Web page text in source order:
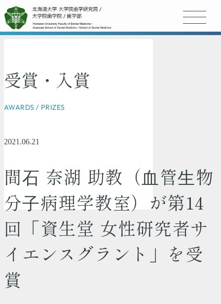
受賞・入賞
AWARDS / PRIZES
2021.06.21
間⽯ 奈湖 助教（⾎管⽣物
分⼦病理学教室）が第14
回「資生堂 女性研究者サ
イエンスグラント」を受
賞